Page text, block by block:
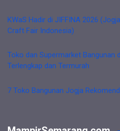
KWaS Hadir di JIFFINA 2026
Craft Fair Indonesia)
Toko dan Supermarket Bangunan
Terlengkap dan Termurah
7 Toko Bangunan Jogja